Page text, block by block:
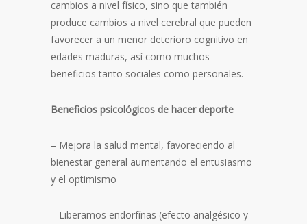
cambios a nivel físico, sino que también
produce cambios a nivel cerebral que pueden
favorecer a un menor deterioro cognitivo en
edades maduras, así como muchos
beneficios tanto sociales como personales.
Beneficios psicológicos de hacer deporte
– Mejora la salud mental, favoreciendo al
bienestar general aumentando el entusiasmo
y el optimismo
– Liberamos endorfínas (efecto analgésico y